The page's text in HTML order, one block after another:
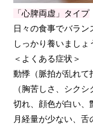
「心脾両虚」タイプ
日々の食事でバラ
しっかり養いましょ
＜よくある症状＞
動悸（脈拍が乱れて
（胸苦しさ、シク
切れ、顔色が白い、
月経量が少ない、舌